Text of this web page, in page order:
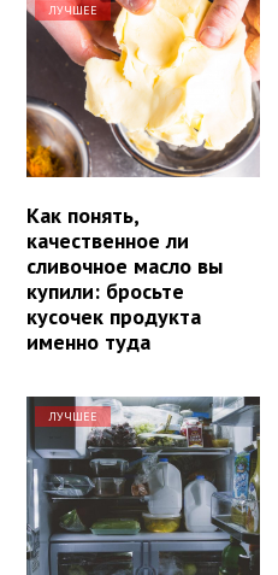
ЛУЧШЕЕ
Как понять,
качественное ли
сливочное масло вы
купили: бросьте
кусочек продукта
именно туда
ЛУЧШЕЕ